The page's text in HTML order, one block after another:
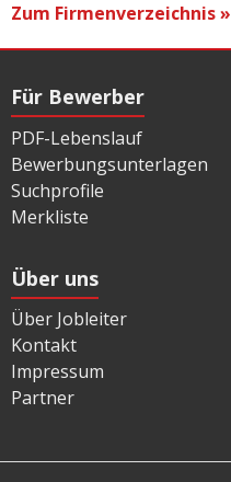
Zum Firmenverzeichnis »
Für Bewerber
PDF-Lebenslauf
Bewerbungsunterlagen
Suchprofile
Merkliste
Über uns
Über Jobleiter
Kontakt
Impressum
Partner